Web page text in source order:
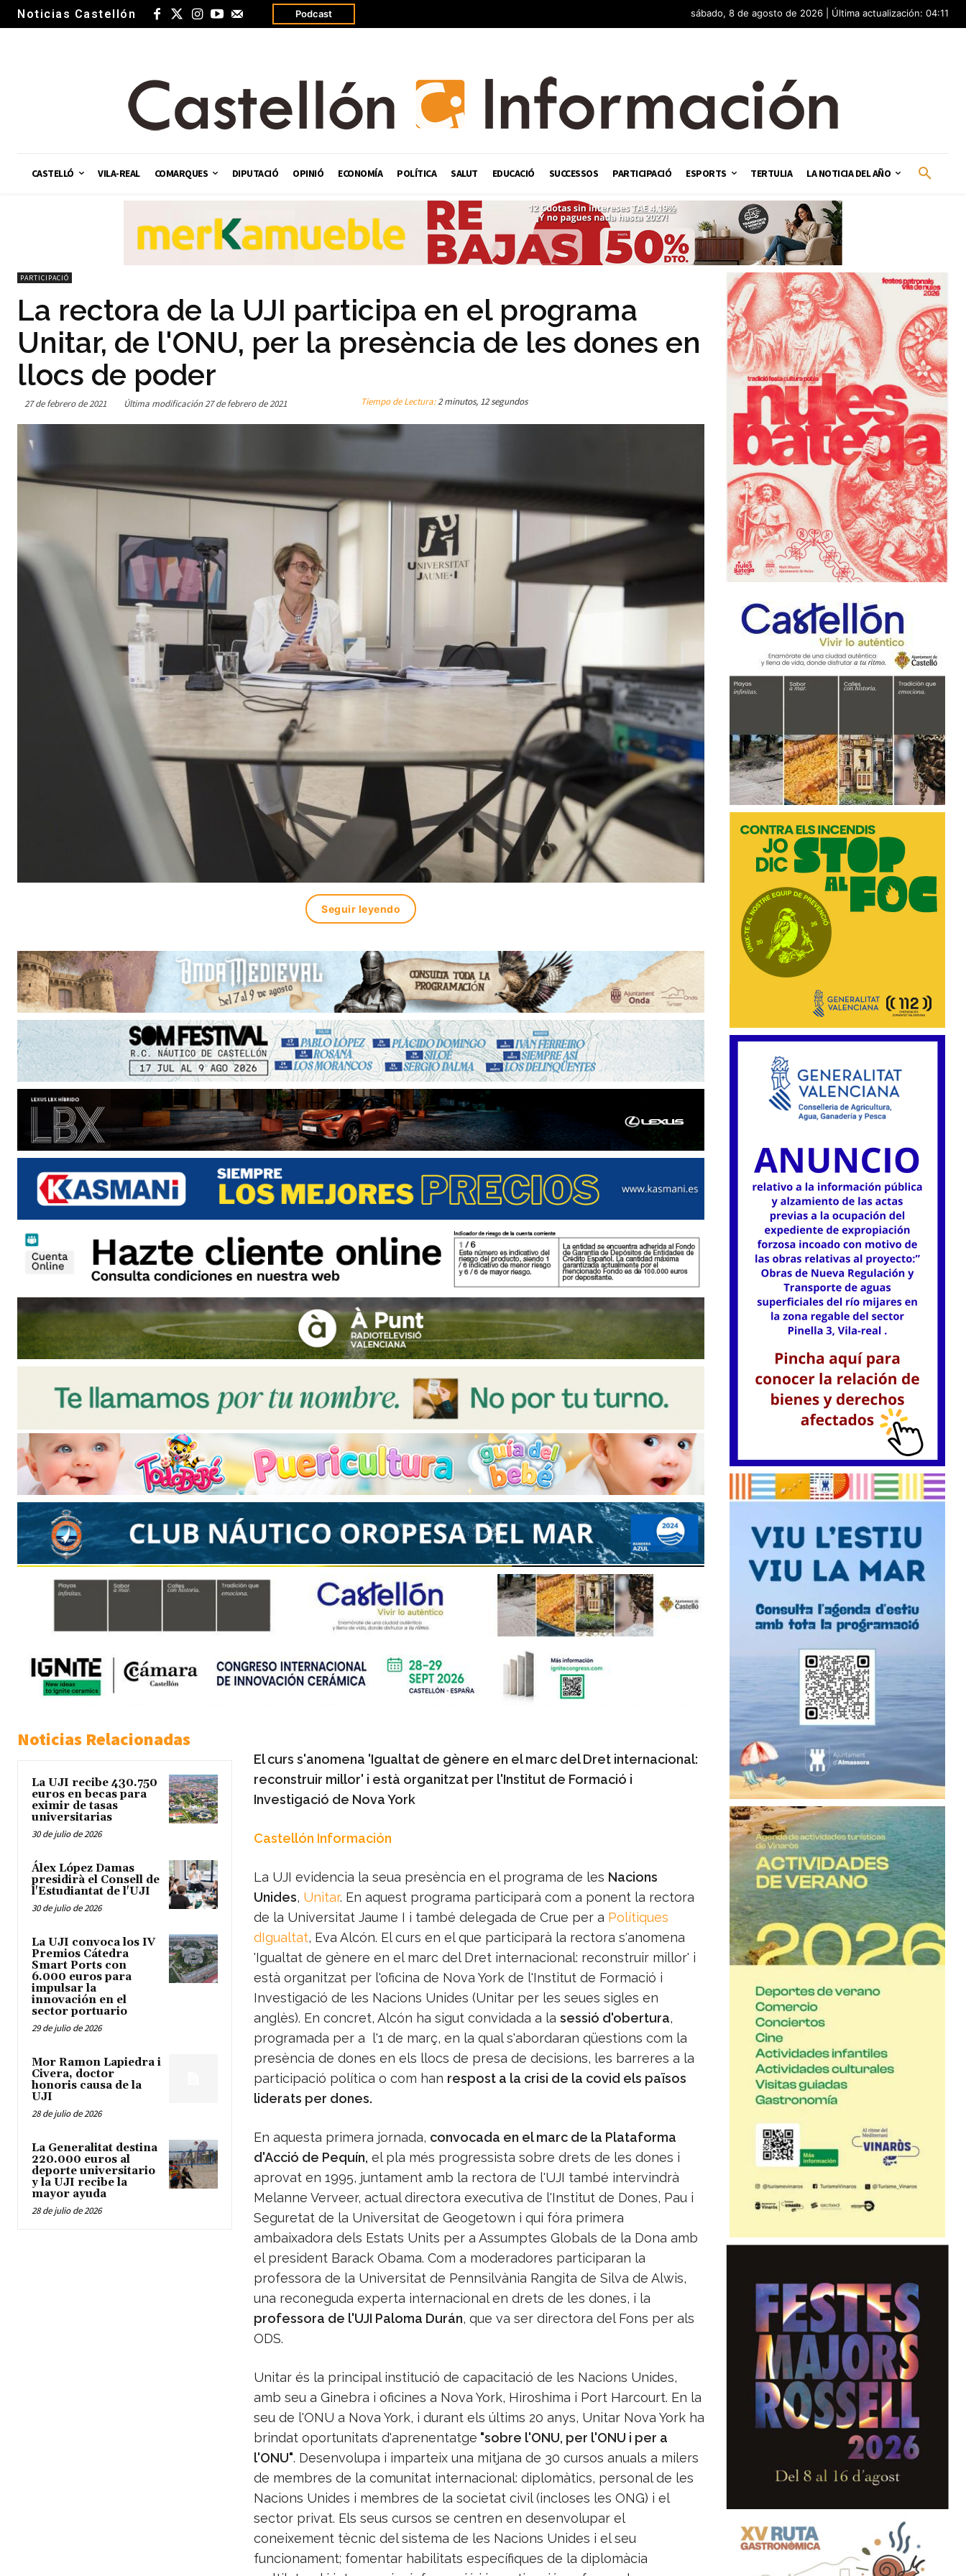
Noticias Castellón Podcast sábado, 8 de agosto de 2026 | Última actualización: 04:11
CASTELLÓ VILA-REAL COMARQUES DIPUTACIÓ OPINIÓ ECONOMÍA POLÍTICA SALUT EDUCACIÓ SUCCESSOS PARTICIPACIÓ ESPORTS TERTULIA LA NOTICIA DEL AÑO
PARTICIPACIÓ
La rectora de la UJI participa en el programa
Unitar, de l'ONU, per la presència de les dones en
llocs de poder
27 de febrero de 2021 Última modificación27 de febrero de 2021 Tiempo de Lectura:2 minutos, 12 segundos
Seguir leyendo
Noticias Relacionadas
La UJI recibe 430.750
euros en becas para
eximir de tasas
universitarias
30 de julio de 2026
Álex López Damas
presidirà el Consell de
l'Estudiantat de l'UJI
30 de julio de 2026
La UJI convoca los IV
Premios Cátedra
Smart Ports con
6.000 euros para
impulsar la
innovación en el
sector portuario
29 de julio de 2026
Mor Ramon Lapiedra i
Civera, doctor
honoris causa de la
UJI
28 de julio de 2026
La Generalitat destina
220.000 euros al
deporte universitario
y la UJI recibe la
mayor ayuda
28 de julio de 2026
El curs s'anomena 'Igualtat de gènere en el marc del Dret internacional:
reconstruir millor' i està organitzat per l'Institut de Formació i
Investigació de Nova York
Castellón Información
La UJI evidencia la seua presència en el programa de les Nacions
Unides, Unitar. En aquest programa participarà com a ponent la rectora
de la Universitat Jaume I i també delegada de Crue per a Polítiques
dIgualtat, Eva Alcón. El curs en el que participarà la rectora s'anomena
'Igualtat de gènere en el marc del Dret internacional: reconstruir millor' i
està organitzat per l'oficina de Nova York de l'Institut de Formació i
Investigació de les Nacions Unides (Unitar per les seues sigles en
anglès). En concret, Alcón ha sigut convidada a la sessió d'obertura,
programada per a l'1 de març, en la qual s'abordaran qüestions com la
presència de dones en els llocs de presa de decisions, les barreres a la
participació política o com han respost a la crisi de la covid els països
liderats per dones.
En aquesta primera jornada, convocada en el marc de la Plataforma
d'Acció de Pequín, el pla més progressista sobre drets de les dones i
aprovat en 1995, juntament amb la rectora de l'UJI també intervindrà
Melanne Verveer, actual directora executiva de l'Institut de Dones, Pau i
Seguretat de la Universitat de Geogetown i qui fóra primera
ambaixadora dels Estats Units per a Assumptes Globals de la Dona amb
el president Barack Obama. Com a moderadores participaran la
professora de la Universitat de Pennsilvània Rangita de Silva de Alwis,
una reconeguda experta internacional en drets de les dones, i la
professora de l'UJI Paloma Durán, que va ser directora del Fons per als
ODS.
Unitar és la principal institució de capacitació de les Nacions Unides,
amb seu a Ginebra i oficines a Nova York, Hiroshima i Port Harcourt. En la
seu de l'ONU a Nova York, i durant els últims 20 anys, Unitar Nova York ha
brindat oportunitats d'aprenentatge "sobre l'ONU, per l'ONU i per a
l'ONU". Desenvolupa i imparteix una mitjana de 30 cursos anuals a milers
de membres de la comunitat internacional: diplomàtics, personal de les
Nacions Unides i membres de la societat civil (incloses les ONG) i el
sector privat. Els seus cursos se centren en desenvolupar el
coneixement tècnic del sistema de les Nacions Unides i el seu
funcionament; fomentar habilitats específiques de la diplomàcia